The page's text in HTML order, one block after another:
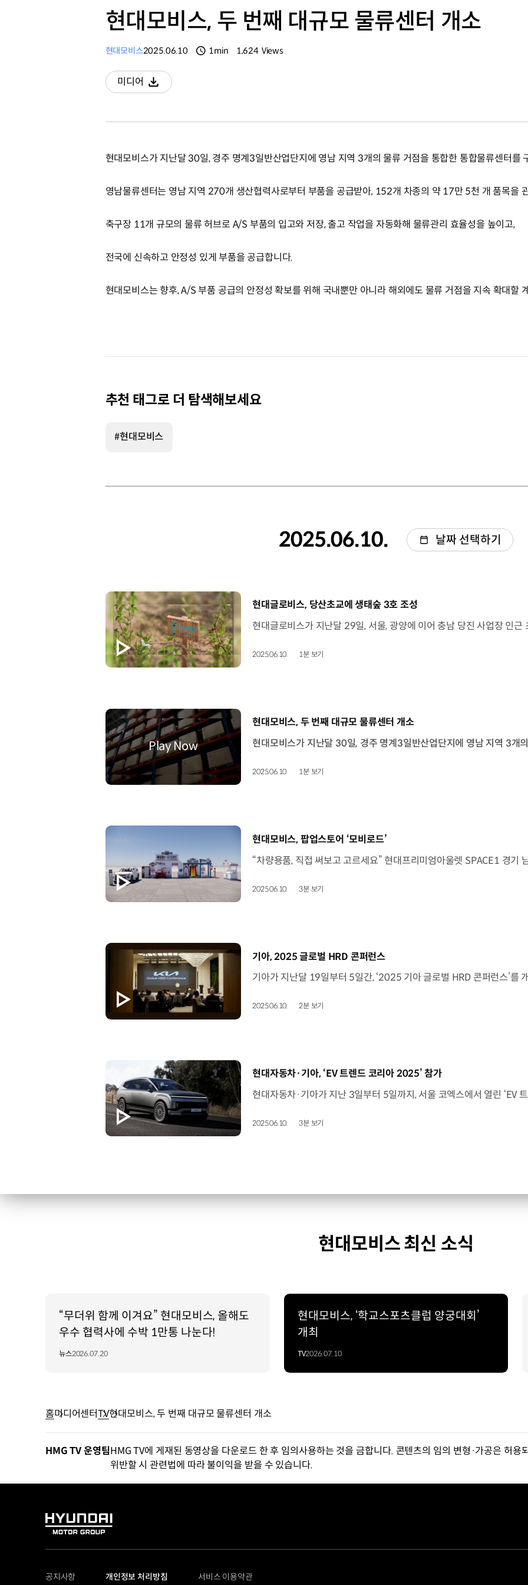
현대모비스, 두 번째 대규모 물류센터 개소
현대모비스2025.06.10 1min 1,624 Views
미디어
다운로드
현대모비스가 지난달 30일, 경주 명계3일반산업단지에 영남 지역 3개의 물류 거점을 통합한 통합물류센터를
영남물류센터는 영남 지역 270개 생산협력사로부터 부품을 공급받아, 152개 차종의 약 17만 5천 개 품목을
축구장 11개 규모의 물류 허브로 A/S 부품의 입고와 저장, 출고 작업을 자동화해 물류관리 효율성을 높이고,
전국에 신속하고 안정성 있게 부품을 공급합니다.
현대모비스는 향후, A/S 부품 공급의 안정성 확보를 위해 국내뿐만 아니라 해외에도 물류 거점을 지속 확대할
추천 태그로 더 탐색해보세요
#현대모비스
2025.06.10. 날짜 선택하기
[동영상]
현대글로비스, 당산초교에 생태숲 3호 조성
2025.06.10. 1분 보기
[동영상]
현대모비스, 두 번째 대규모 물류센터 개소
2025.06.10. 1분 보기
[동영상]
현대모비스, 팝업스토어 ‘모비로드’
2025.06.10. 3분 보기
[동영상]
기아, 2025 글로벌 HRD 콘퍼런스
2025.06.10. 2분 보기
[동영상]
현대자동차·기아, ‘EV 트렌드 코리아 2025’ 참가
2025.06.10. 3분 보기
현대모비스 최신 소식
“무더위 함께 이겨요” 현대모비스, 올해도
우수 협력사에 수박 1만통 나눈다!
뉴스2026.07.20
현대모비스, ‘학교스포츠클럽 양궁대회’
개최
TV2026.07.10
홈미디어센터TV현대모비스, 두 번째 대규모 물류센터 개소
HMG TV 운영팀HMG TV에 게재된 동영상을 다운로드 한 후 임의사용하는 것을 금합니다. 콘텐츠의 임의 변형·가공은 허
위반할 시 관련법에 따라 불이익을 받을 수 있습니다.
HYUNDAI
GROUP
공지사항 개인정보 처리방침 서비스 이용약관